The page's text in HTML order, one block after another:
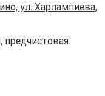
ул. Харлампиева,